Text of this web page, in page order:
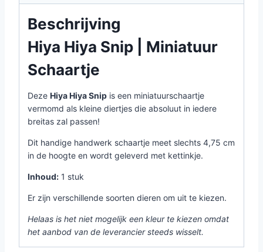
aantal
Beschrijving
Hiya Hiya Snip | Miniatuur
Schaartje
Deze Hiya Hiya Snip is een miniatuurschaartje
vermomd als kleine diertjes die absoluut in iedere
breitas zal passen!
Dit handige handwerk schaartje meet slechts 4,75 cm
in de hoogte en wordt geleverd met kettinkje.
Inhoud: 1 stuk
Er zijn verschillende soorten dieren om uit te kiezen.
Helaas is het niet mogelijk een kleur te kiezen omdat
het aanbod van de leverancier steeds wisselt.